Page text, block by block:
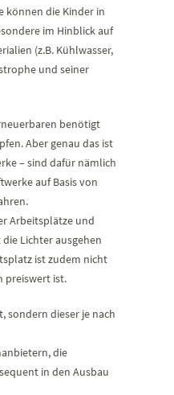
können die Kinder in
im Hinblick auf
(z.B. Kühlwasser,
und seiner
benötigt
Aber genau das ist
– sind dafür nämlich
auf Basis von
Arbeitsplätze und
Lichter ausgehen
ist zudem nicht
preiswert ist.
sondern dieser je nach
die
in den Ausbau